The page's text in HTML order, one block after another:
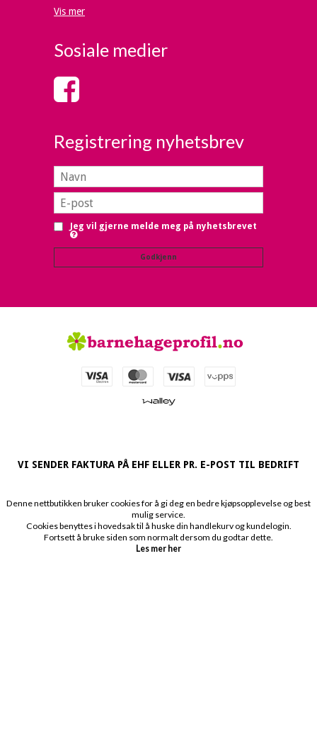
Vis mer
Sosiale medier
Registrering nyhetsbrev
Jeg vil gjerne melde meg på nyhetsbrevet
Godkjenn
VI SENDER FAKTURA PÅ EHF ELLER PR. E-POST TIL BEDRIFT
Denne nettbutikken bruker cookies for å gi deg en bedre kjøpsopplevelse og best
mulig service.
Cookies benyttes i hovedsak til å huske din handlekurv og kundelogin.
Fortsett å bruke siden som normalt dersom du godtar dette.
Les mer her